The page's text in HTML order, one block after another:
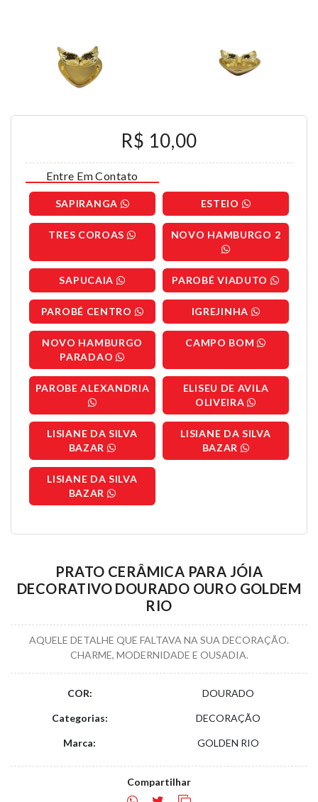
R$ 10,00
Entre Em Contato
SAPIRANGA ESTEIO
TRES COROAS NOVO HAMBURGO 2
SAPUCAIA PAROBÉ VIADUTO
PAROBÉ CENTRO IGREJINHA
NOVO HAMBURGO
PARADAO
CAMPO BOM
PAROBE ALEXANDRIA
ELISEU DE AVILA
OLIVEIRA
LISIANE DA SILVA
BAZAR
LISIANE DA SILVA
BAZAR
LISIANE DA SILVA
BAZAR
PRATO CERÂMICA PARA JÓIA
DECORATIVO DOURADO OURO GOLDEM
RIO
AQUELE DETALHE QUE FALTAVA NA SUA DECORAÇÃO.
CHARME, MODERNIDADE E OUSADIA.
COR: DOURADO
Categorias: DECORAÇÃO
Marca: GOLDEN RIO
Compartilhar